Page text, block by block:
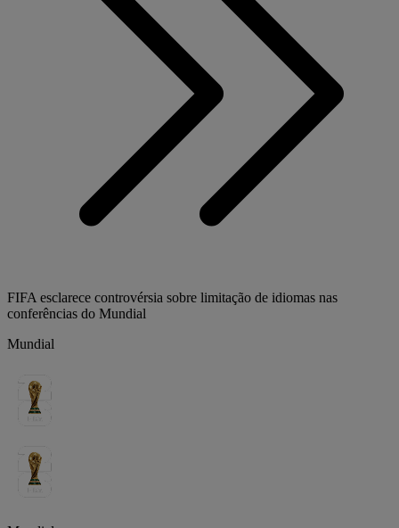
FIFA esclarece controvérsia sobre limitação de idiomas nas
conferências do Mundial
Mundial